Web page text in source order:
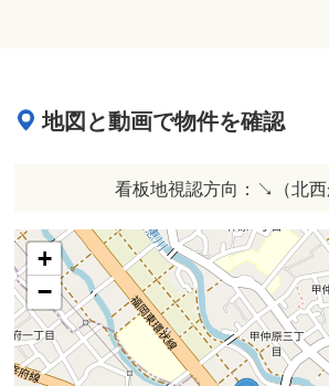
地図と動画で物件を確認
看板地視認方向：↘︎（北西
+
−